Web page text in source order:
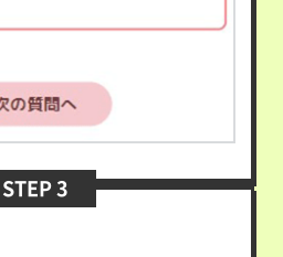
STEP 3